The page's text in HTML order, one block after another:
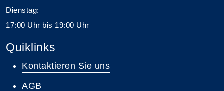
Dienstag:
17:00 Uhr bis 19:00 Uhr
Quiklinks
Kontaktieren Sie uns
AGB